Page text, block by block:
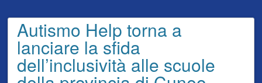
Autismo Help torna a
lanciare la sfida
dell’inclusività alle scuole